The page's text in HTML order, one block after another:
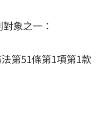
象之一：
第51條第1項第1款